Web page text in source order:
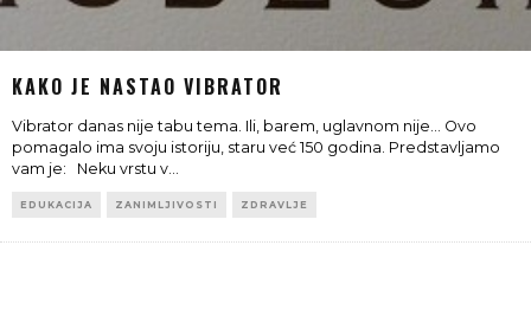
KAKO JE NASTAO VIBRATOR
Vibrator danas nije tabu tema. Ili, barem, uglavnom nije... Ovo
pomagalo ima svoju istoriju, staru već 150 godina. Predstavljamo
vam je: Neku vrstu v
EDUKACIJA ZANIMLJIVOSTI ZDRAVLJE